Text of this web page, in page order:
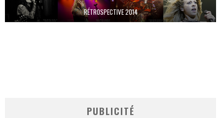
RÉTROSPECTIVE 2014
PUBLICITÉ